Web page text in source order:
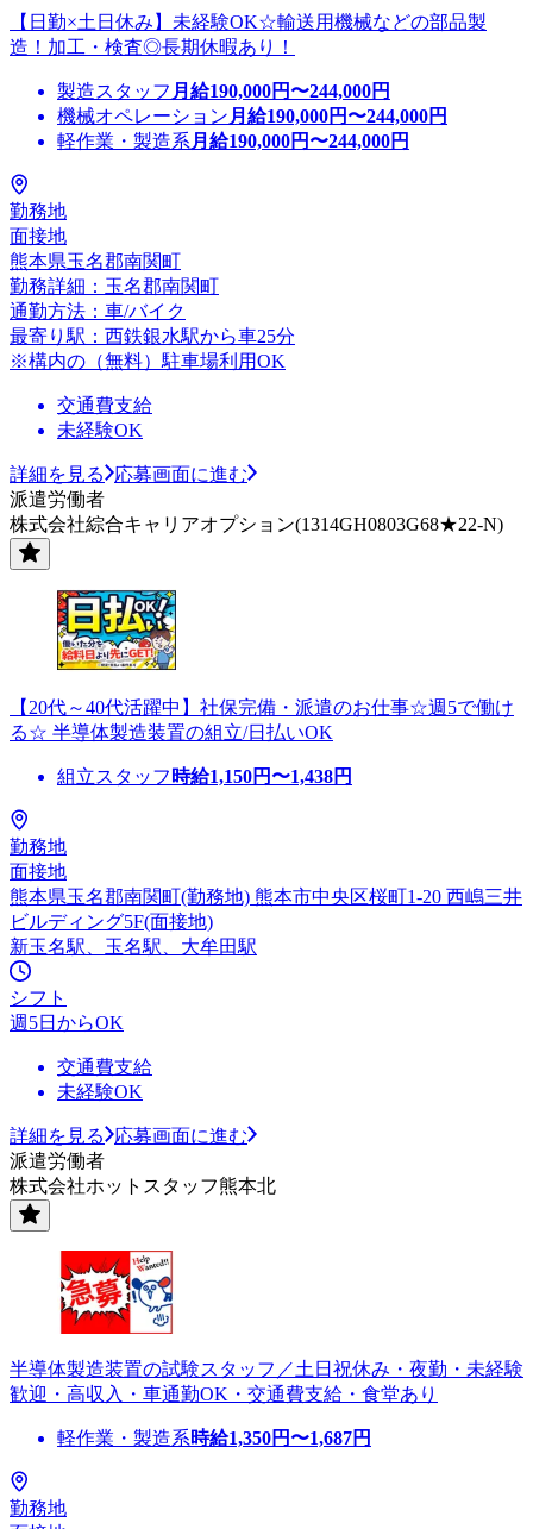
【日勤×土日休み】未経験OK☆輸送用機械などの部品製
造！加工・検査◎長期休暇あり！
製造スタッフ 月給190,000円〜244,000円
機械オペレーション 月給190,000円〜244,000円
軽作業・製造系 月給190,000円〜244,000円
勤務地
面接地
熊本県玉名郡南関町
勤務詳細：玉名郡南関町
通勤方法：車/バイク
最寄り駅：西鉄銀水駅から車25分
※構内の（無料）駐車場利用OK
交通費支給
未経験OK
詳細を見る
応募画面に進む
派遣労働者
株式会社綜合キャリアオプション(1314GH0803G68★22-N)
【20代～40代活躍中】社保完備・派遣のお仕事☆週5で働け
る☆ 半導体製造装置の組立/日払いOK
組立スタッフ 時給1,150円〜1,438円
勤務地
面接地
熊本県玉名郡南関町(勤務地) 熊本市中央区桜町1-20 西嶋三井
ビルディング5F(面接地)
新玉名駅、玉名駅、大牟田駅
シフト
週5日からOK
交通費支給
未経験OK
詳細を見る
応募画面に進む
派遣労働者
株式会社ホットスタッフ熊本北
半導体製造装置の試験スタッフ／土日祝休み・夜勤・未経験
歓迎・高収入・車通勤OK・交通費支給・食堂あり
軽作業・製造系時給1,350円〜1,687円
勤務地